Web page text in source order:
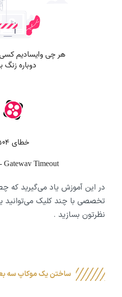
در این آموزش یاد می‌گیرید که
تخصصی با چند کلیک می‌توانید
نظرتون بسازید .
ساختن یک موکاپ سه